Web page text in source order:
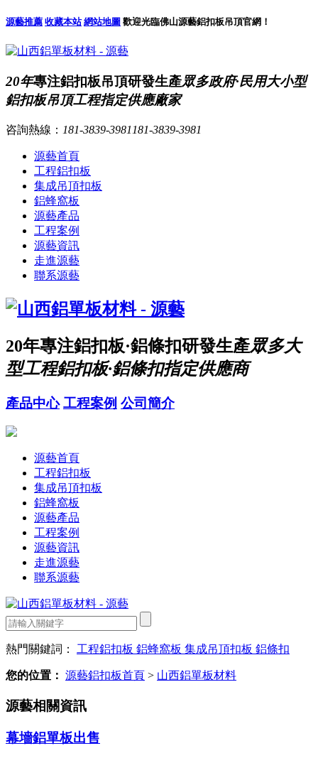
源藝推薦 收藏本站 網站地圖 歡迎光臨佛山源藝鋁扣板吊頂官網！
20年專注鋁扣板吊頂研發生產眾多政府·民用大小型
鋁扣板吊頂工程指定供應廠家
咨詢熱線： 181-3839-3981 181-3839-3981
源藝首頁
工程鋁扣板
集成吊頂扣板
鋁蜂窩板
源藝產品
工程案例
源藝資訊
走進源藝
聯系源藝
20年專注鋁扣板·鋁條扣研發生產眾多大
型工程鋁扣板·鋁條扣指定供應商
產品中心 工程案例 公司簡介
源藝首頁
工程鋁扣板
集成吊頂扣板
鋁蜂窩板
源藝產品
工程案例
源藝資訊
走進源藝
聯系源藝
熱門關鍵詞： 工程鋁扣板 鋁蜂窩板 集成吊頂扣板 鋁條扣
您的位置： 源藝鋁扣板首頁 > 山西鋁單板材料
源藝相關資訊
幕墻鋁單板出售